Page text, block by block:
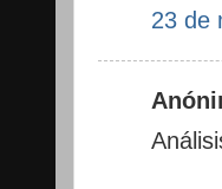
23 de